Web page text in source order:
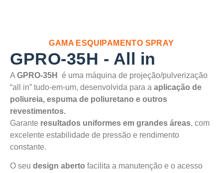
GAMA ESQUIPAMENTO SPRAY
GPRO-35H - All in
A GPRO-35H
é uma máquina de projeção/pulverização
“all in” tudo-em-um, desenvolvida para a aplicação de
poliureia, espuma de poliuretano e outros
revestimentos.
Garante resultados uniformes em grandes áreas, com
excelente estabilidade de pressão e rendimento
constante.
O seu design aberto facilita a manutenção e o acesso